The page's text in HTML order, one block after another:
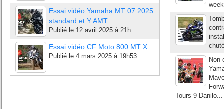
Essai vidéo Yamaha MT 07 2025
standard et Y AMT
Publié le 12 avril 2025 à 21h
Essai vidéo CF Moto 800 MT X
Publié le 4 mars 2025 à 19h53
Non
Tours 9 Danilo...